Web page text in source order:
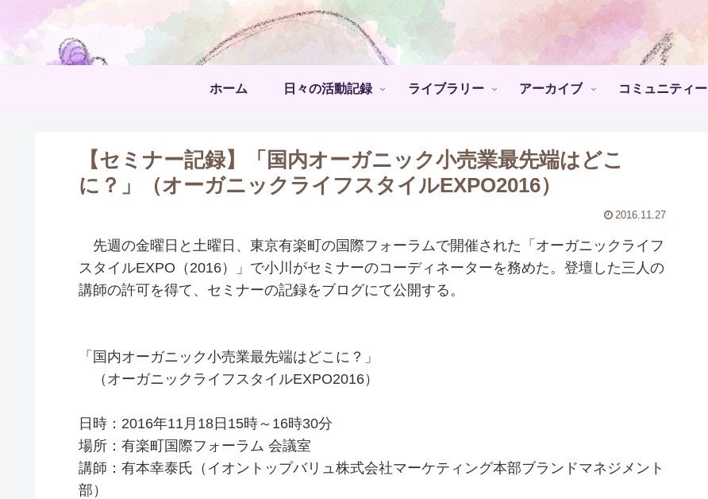
ホーム 日々の活動記録 ライブラリー アーカイブ コミュニティー
【セミナー記録】「国内オーガニック小売業最先端はどこ
に？」（オーガニックライフスタイルEXPO2016）
2016.11.27
先週の金曜日と土曜日、東京有楽町の国際フォーラムで開催された「オーガニックライフ
スタイルEXPO（2016）」で小川がセミナーのコーディネーターを務めた。登壇した三人の
講師の許可を得て、セミナーの記録をブログにて公開する。
「国内オーガニック小売業最先端はどこに？」
（オーガニックライフスタイルEXPO2016）
日時：2016年11月18日15時～16時30分
場所：有楽町国際フォーラム 会議室
講師：有本幸泰氏（イオントップバリュ株式会社マーケティング本部ブランドマネジメント
部）